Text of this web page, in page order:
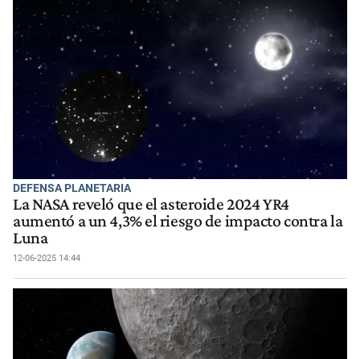
DEFENSA PLANETARIA
La NASA reveló que el asteroide 2024 YR4
aumentó a un 4,3% el riesgo de impacto contra la
Luna
12-06-2025 14:44